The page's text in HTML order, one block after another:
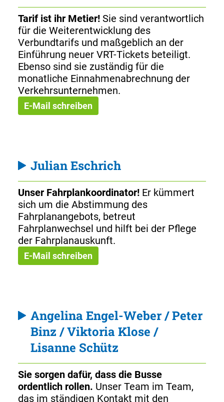
Tarif ist ihr Metier! Sie sind verantwortlich
für die Weiterentwicklung des
Verbundtarifs und maßgeblich an der
Einführung neuer VRT-Tickets beteiligt.
Ebenso sind sie zuständig für die
monatliche Einnahmenabrechnung der
Verkehrsunternehmen.
E-Mail schreiben
Julian Eschrich
Unser Fahrplankoordinator! Er kümmert
sich um die Abstimmung des
Fahrplanangebots, betreut
Fahrplanwechsel und hilft bei der Pflege
der Fahrplanauskunft.
E-Mail schreiben
Angelina Engel-Weber / Peter
Binz / Viktoria Klose /
Lisanne Schütz
Sie sorgen dafür, dass die Busse
ordentlich rollen. Unser Team im Team,
das im ständigen Kontakt mit den